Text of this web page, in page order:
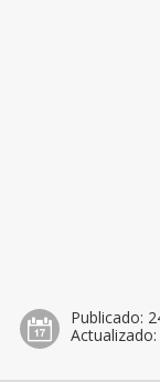
Publicado:
Actualizado: